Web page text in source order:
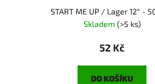
START ME UP / Lager 12° -
Skladem (>5 ks)
52 Kč
DO KOŠÍKU